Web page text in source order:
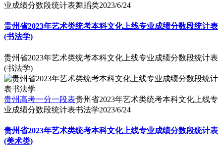
业成绩分数段统计表舞蹈类2023/6/24
贵州省2023年艺术类统考本科文化上线专业成绩分数段统计表
(书法学)
贵州省2023年艺术类统考本科文化上线专业成绩分数段统计表
(书法学)
贵州高考一分一段表贵州省2023年艺术类统考本科文化上线专
业成绩分数段统计表书法学2023/6/24
贵州省2023年艺术类统考本科文化上线专业成绩分数段统计表
(美术类)